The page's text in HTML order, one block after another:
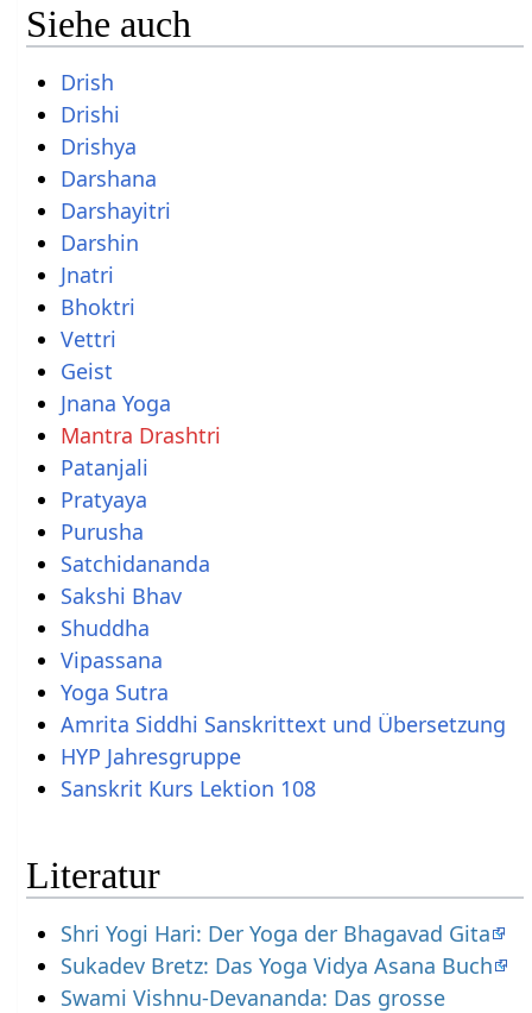
Siehe auch
Drish
Drishi
Drishya
Darshana
Darshayitri
Darshin
Jnatri
Bhoktri
Vettri
Geist
Jnana Yoga
Mantra Drashtri
Patanjali
Pratyaya
Purusha
Satchidananda
Sakshi Bhav
Shuddha
Vipassana
Yoga Sutra
Amrita Siddhi Sanskrittext und Übersetzung
HYP Jahresgruppe
Sanskrit Kurs Lektion 108
Literatur
Shri Yogi Hari: Der Yoga der Bhagavad Gita
Sukadev Bretz: Das Yoga Vidya Asana Buch
Swami Vishnu-Devananda: Das grosse